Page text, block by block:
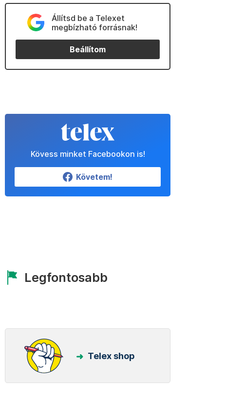
Állítsd be a Telexet
megbízható forrásnak!
Beállítom
Kövess minket Facebookon is!
Követem!
Legfontosabb
Telex shop